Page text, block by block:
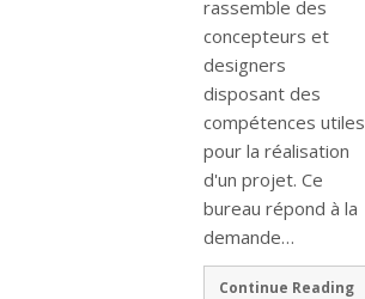
rassemble des
concepteurs et
designers
disposant des
compétences utiles
pour la réalisation
d'un projet. Ce
bureau répond à la
demande…
Continue Reading